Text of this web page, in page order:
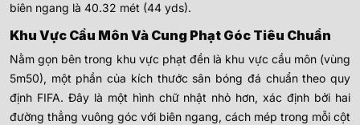
biên ngang là 40.32 mét (44 yds).
Khu Vực Cầu Môn Và Cung Phạt Góc Tiêu Chuẩn
Nằm gọn bên trong khu vực phạt đền là khu vực cầu môn (vùng
5m50), một phần của kích thước sân bóng đá chuẩn theo quy
định FIFA. Đây là một hình chữ nhật nhỏ hơn, xác định bởi hai
đường thẳng vuông góc với biên ngang, cách mép trong mỗi cột